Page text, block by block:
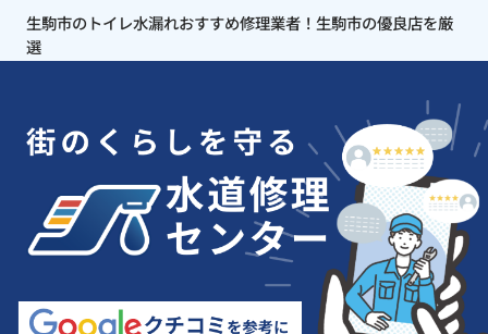
生駒市のトイレ水漏れおすすめ修理業者！生駒市の優良店を厳
選